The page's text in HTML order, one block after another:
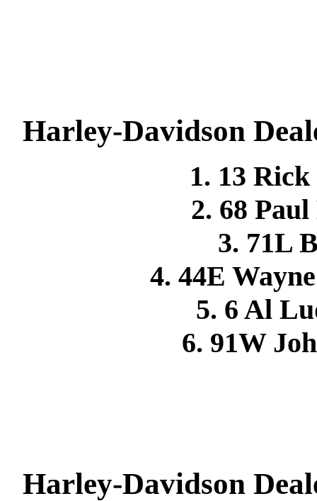
Harley-Davidson
1. 13
2. 68
3. 71L
4. 44E
5. 6 Al
6. 91W
Harley-Davidson